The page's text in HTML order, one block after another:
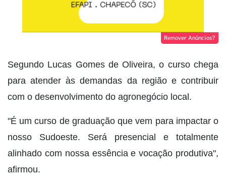
Remover Anúncios?
Segundo Lucas Gomes de Oliveira, o curso chega
para atender às demandas da região e contribuir
com o desenvolvimento do agronegócio local.
"É um curso de graduação que vem para impactar o
nosso Sudoeste. Será presencial e totalmente
alinhado com nossa essência e vocação produtiva",
afirmou.